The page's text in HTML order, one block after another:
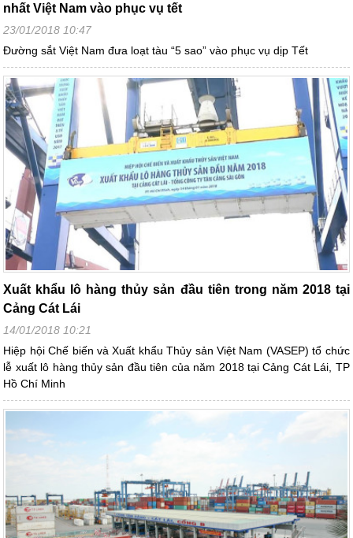
nhất Việt Nam vào phục vụ tết
23/01/2018 10:47
Đường sắt Việt Nam đưa loạt tàu “5 sao” vào phục vụ dịp Tết
Xuất khẩu lô hàng thủy sản đầu tiên trong năm 2018 tại
Cảng Cát Lái
14/01/2018 10:21
Hiệp hội Chế biến và Xuất khẩu Thủy sản Việt Nam (VASEP) tổ chức
lễ xuất lô hàng thủy sản đầu tiên của năm 2018 tại Cảng Cát Lái, TP
Hồ Chí Minh